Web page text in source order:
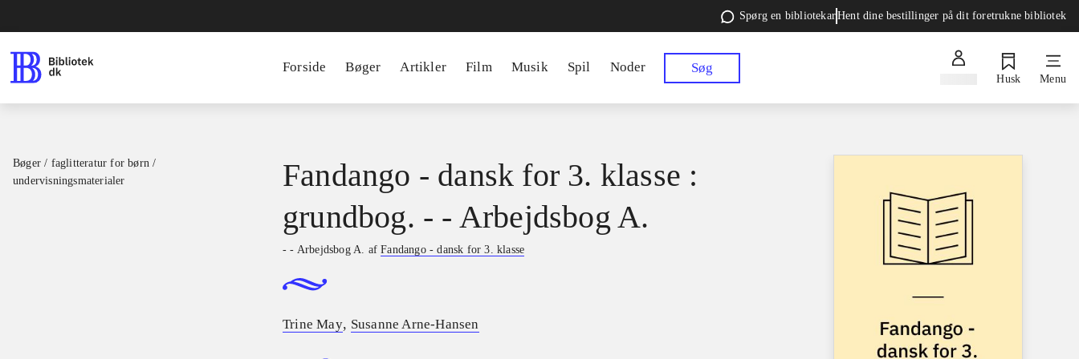
Spørg en bibliotekarHent dine bestillinger på dit foretrukne bibliotek
Forside Bøger Artikler Film Musik Spil Noder Søg
Husk Menu
Bøger / faglitteratur for børn /
undervisningsmaterialer
Fandango - dansk for 3. klasse :
grundbog. - - Arbejdsbog A.
- - Arbejdsbog A. afFandango - dansk for 3. klasse
Trine May, Susanne Arne-Hansen